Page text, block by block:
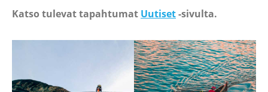
Katso tulevat tapahtumat Uutiset-sivulta.